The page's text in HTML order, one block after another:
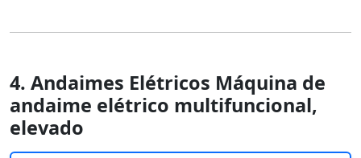
4. Andaimes Elétricos Máquina de
andaime elétrico multifuncional,
elevado